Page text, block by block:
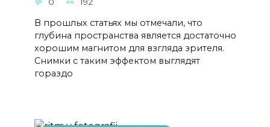
В прошлых статьях мы отмечали, что
глубина пространства является достаточно
хорошим магнитом для взгляда зрителя.
Снимки с таким эффектом выглядят
гораздо